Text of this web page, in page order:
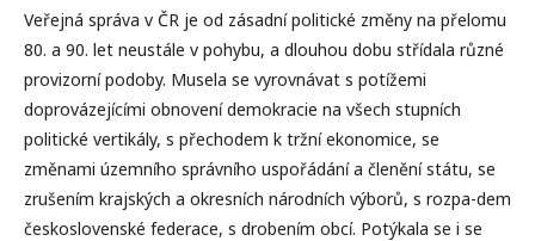
Veřejná správa v ČR je od zásadnı́ politické změny na přelomu
80. a 90. let neustále v pohybu, a dlouhou dobu střı́dala různé
provizornı́ podoby. Musela se vyrovnávat s potı́žemi
doprovázejı́cı́mi obnovenı́ demokracie na všech stupnı́ch
politické vertikály, s přechodem k tržnı́ ekonomice, se
změnami územnı́ho správnı́ho uspořádánı́ a členěnı́ státu, se
zrušenı́m krajských a okresnı́ch národnı́ch výborů, s rozpa-dem
československé federace, s drobenı́m obcı́. Potýkala se i se